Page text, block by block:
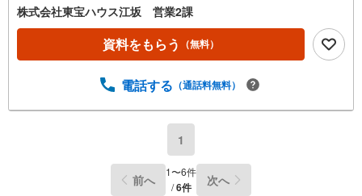
こそ、そのベースはシンプルであるべきだと思う。なぜな
ら、時の流れで人の好みは変わっていくものだから。■ご予
約いただくとご見学がスムーズです！【営業時間9:00～21:
00】ご見学希望のお客様:右上の「室内・現地を見学する」
料をもらう」をクリックして下さい。【東宝ハウス江坂の
ュレーションのご相談・無理のないライフプラン、提携に
よる低金利住宅ローンのご提案、購入前に知る「購入後の
家族の生活」を「未来カレンダー」で見える化します。
（2）ご購入後から始まる「専属FPによるファイナンシャ
ルライフサポート」・漠然としたキャッシュフローのグラ
株式会社東宝ハウス江坂 営業2課
資料をもらう （無料）
電話する （通話料無料）
1
前へ 1〜6件
/6件 次へ